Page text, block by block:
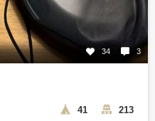
34 3
41 213